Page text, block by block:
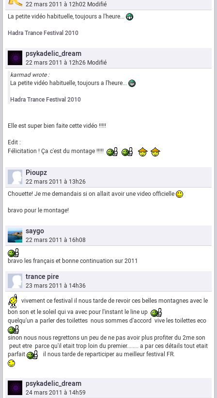
22 mars 2011 à 12h02 Modifié
La petite vidéo habituelle, toujours a l'heure...
Hadra Trance Festival 2010
psykadelic_dream
22 mars 2011 à 12h26 Modifié
karmad wrote :
La petite vidéo habituelle, toujours a l'heure...
Hadra Trance Festival 2010
Elle est super bien faite cette vidéo !!!!!
Edit :
Félicitation ! Ça c'est du montage !!!!!
Pioupz
22 mars 2011 à 13h26
Chouette! Je me demandais si on allait avoir une video officielle
bravo pour le montage!
saygo
22 mars 2011 à 16h08
bravo les français et bonne continuation sur 2011
trance pire
23 mars 2011 à 14h36
vivement ce festival il nous tarde de revoir ces belles montagnes avec le
bon son et le soleil qui va avec pour l'instant le line up
quelqu'un a parler des toilettes nous sommes d'accord vive les toilettes eco
sinon nous nous regrettons un peu de ne pas avoir plus profiter du 2me son
peut etre parce qu'il etait trop loin du premier........ a par ces détails tout etait
parfait
il nous tarde de reparticiper au meilleur festival FR.
psykadelic_dream
24 mars 2011 à 14h59